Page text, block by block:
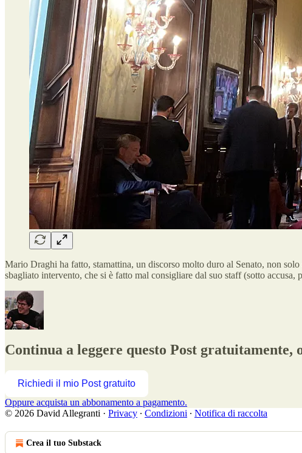
Mario Draghi ha fatto, stamattina, un discorso molto duro al Senato, non
sbagliato intervento, che si è fatto mal consigliare dal suo staff (sotto
Continua a leggere questo Post
Richiedi il mio Post gratuito
Oppure acquista un abbonamento a pagamento.
© 2026 David Allegranti · Privacy ∙ Condizioni ∙ Notifica di raccolta
Crea il tuo Substack